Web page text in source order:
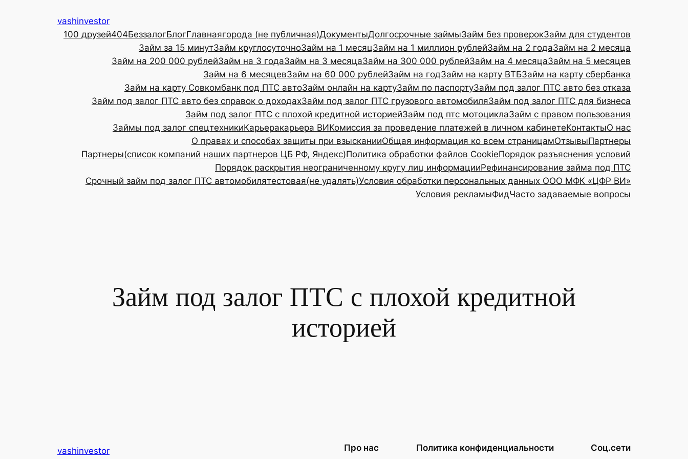
содержимому
vashinvestor
100 друзей404БеззалогБлогГлавнаягорода (не публичная)ДокументыДолгосрочные займыЗайм без проверокЗайм для студентов
Займ за 15 минутЗайм круглосуточноЗайм на 1 месяцЗайм на 1 миллион рублейЗайм на 2 годаЗайм на 2 месяца
Займ на 200 000 рублейЗайм на 3 годаЗайм на 3 месяцаЗайм на 300 000 рублейЗайм на 4 месяцаЗайм на 5 месяцев
Займ на 6 месяцевЗайм на 60 000 рублейЗайм на годЗайм на карту ВТБЗайм на карту сбербанка
Займ на карту Совкомбанк под ПТС автоЗайм онлайн на картуЗайм по паспортуЗайм под залог ПТС авто без отказа
Займ под залог ПТС авто без справок о доходахЗайм под залог ПТС грузового автомобиляЗайм под залог ПТС для бизнеса
Займ под залог ПТС с плохой кредитной историейЗайм под птс мотоциклаЗайм с правом пользования
Займы под залог спецтехникиКарьеракарьера ВИКомиссия за проведение платежей в личном кабинетеКонтактыО нас
О правах и способах защиты при взысканииОбщая информация ко всем страницамОтзывыПартнеры
Партнеры(список компаний наших партнеров ЦБ РФ, Яндекс)Политика обработки файлов CookieПорядок разъяснения условий
Порядок раскрытия неограниченному кругу лиц информацииРефинансирование займа под ПТС
Срочный займ под залог ПТС автомобилятестовая(не удалять)Условия обработки персональных данных ООО МФК «ЦФР ВИ»
Условия рекламыФидЧасто задаваемые вопросы
Займ под залог ПТС с плохой кредитной
историей
vashinvestor Про нас Политика конфиденциальности Соц.сети